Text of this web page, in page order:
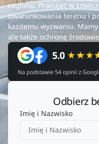
regionu. Pracując w
uwarunkowania terenu i
każdemu wyzwaniu.
ale także ochronę
Odbierz
Imię i Nazwisko